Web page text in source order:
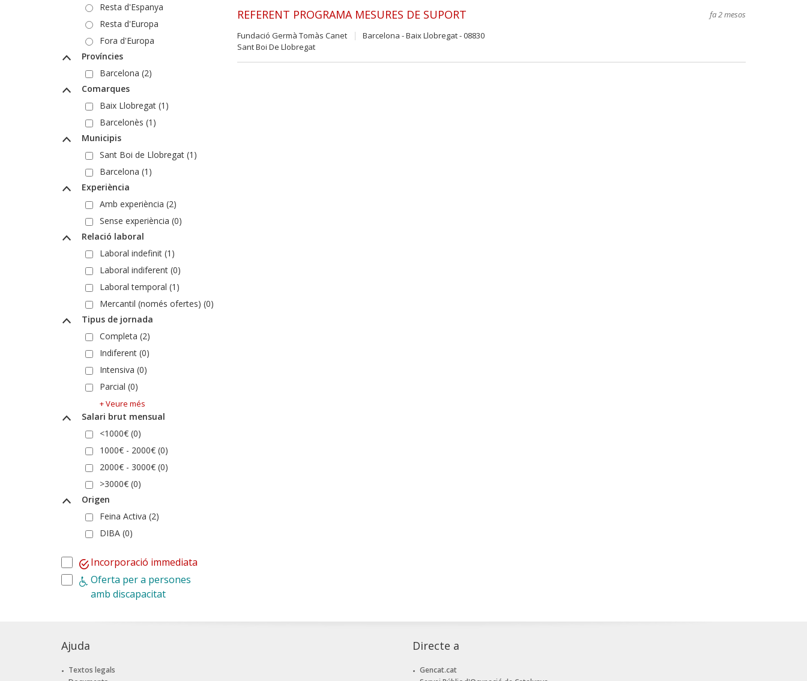
Resta d'Espanya
Resta d'Europa
Fora d'Europa
Províncies
Barcelona (2)
Comarques
Baix Llobregat (1)
Barcelonès (1)
Municipis
Sant Boi de Llobregat (1)
Barcelona (1)
Experiència
Amb experiència (2)
Sense experiència (0)
Relació laboral
Laboral indefinit (1)
Laboral indiferent (0)
Laboral temporal (1)
Mercantil (només ofertes) (0)
Tipus de jornada
Completa (2)
Indiferent (0)
Intensiva (0)
Parcial (0)
+ Veure més
Salari brut mensual
<1000€ (0)
1000€ - 2000€ (0)
2000€ - 3000€ (0)
>3000€ (0)
Origen
Feina Activa (2)
DIBA (0)
Incorporació immediata
Oferta per a persones
amb discapacitat
REFERENT PROGRAMA MESURES DE SUPORT
fa 2 mesos
Fundació Germà Tomàs Canet
Barcelona - Baix Llobregat - 08830
Sant Boi De Llobregat
Ajuda
Textos legals
Directe a
Gencat.cat